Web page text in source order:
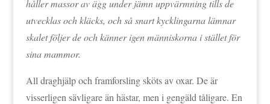
håller massor av ägg under jämn uppvärmning tills de
utvecklas och kläcks, och så snart kycklingarna lämnar
skalet följer de och känner igen människorna i stället för
sina mammor.
All draghjälp och framforsling sköts av oxar. De är
visserligen sävligare än hästar, men i gengäld tåligare. En